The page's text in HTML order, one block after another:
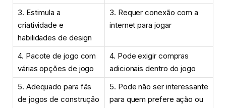
3. Estimula a
criatividade e
habilidades de design
3. Requer conexão com a
internet para jogar
4. Pacote de jogo com
várias opções de jogo
4. Pode exigir compras
adicionais dentro do jogo
5. Adequado para fãs
de jogos de construção
5. Pode não ser interessante
para quem prefere ação ou